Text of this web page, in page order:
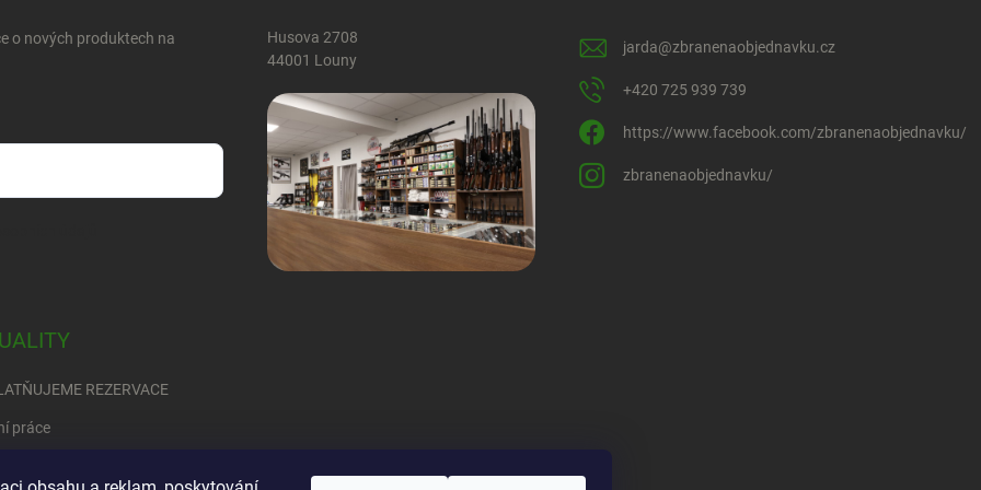
o nových produktech na
Husova 2708
44001 Louny
jarda@zbranenaobjednavku.cz
+420 725 939 739
https://www.facebook.com/zbranenaobjednavku/
zbranenaobjednavku/
REZERVACE
práce